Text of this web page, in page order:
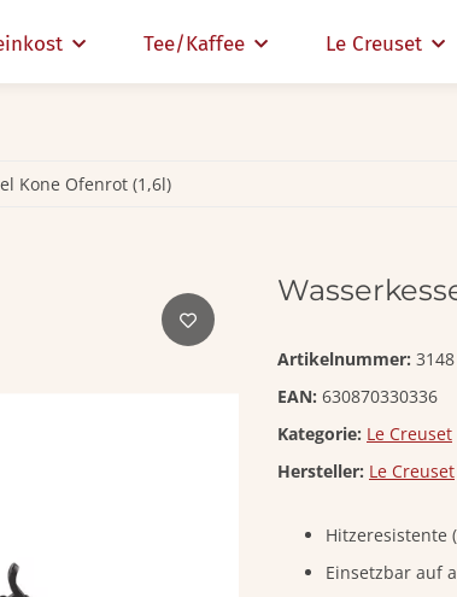
Tee/Kaffee Le Creuset
Kone Ofenrot (1,6l)
Artikelnummer: 3148
EAN: 630870330336
Kategorie: Le Creuset
Hersteller: Le Creuset
Hitzeresistente
Einsetzbar auf